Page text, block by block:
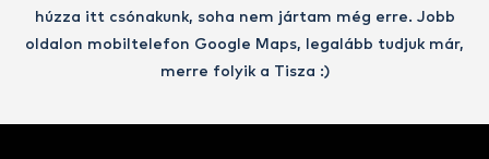
húzza itt csónakunk, soha nem jártam még erre. Jobb
oldalon mobiltelefon Google Maps, legalább tudjuk már,
merre folyik a Tisza :)